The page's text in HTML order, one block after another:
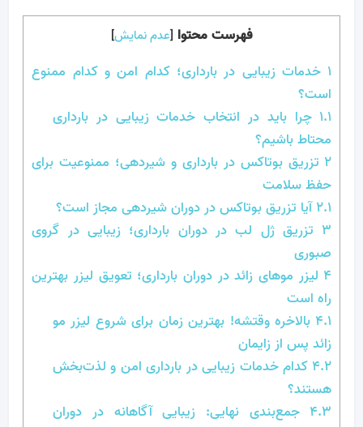
فهرست محتوا [عدم نمایش]
1 خدمات زیبایی در بارداری؛ کدام امن و کدام ممنوع
است؟
1.1 چرا باید در انتخاب خدمات زیبایی در بارداری
محتاط باشیم؟
2 تزریق بوتاکس در بارداری و شیردهی؛ ممنوعیت برای
حفظ سلامت
2.1آیا تزریق بوتاکس در دوران شیردهی مجاز است؟
3 تزریق ژل لب در دوران بارداری؛ زیبایی در گروی
صبوری
4 لیزر موهای زائد در دوران بارداری؛ تعویق لیزر بهترین
راه است
4.1 بالاخره وقتشه! بهترین زمان برای شروع لیزر مو
زائد پس از زایمان
4.2 کدام خدمات زیبایی در بارداری امن و لذت‌بخش
هستند؟
4.3 جمع‌بندی نهایی: زیبایی آگاهانه در دوران